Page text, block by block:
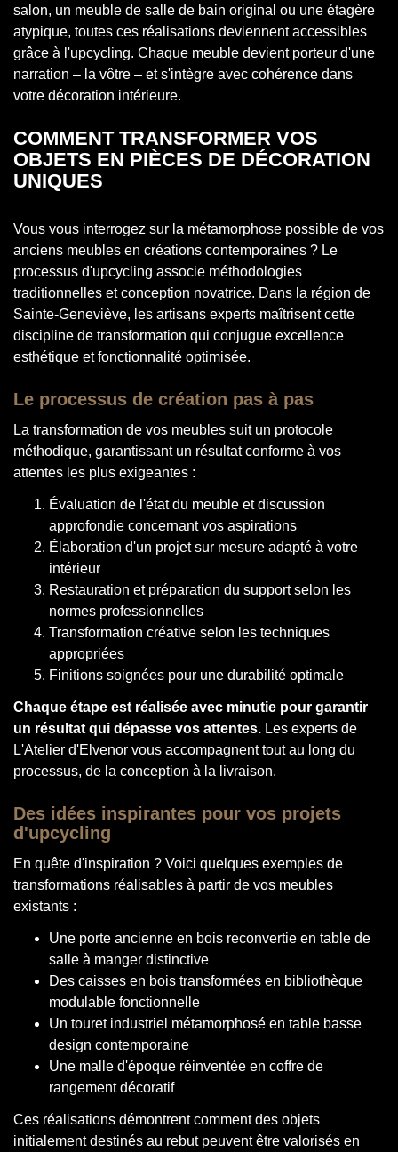
salon, un meuble de salle de bain original ou une étagère
atypique, toutes ces réalisations deviennent accessibles
grâce à l'upcycling. Chaque meuble devient porteur d'une
narration – la vôtre – et s'intègre avec cohérence dans
votre décoration intérieure.
COMMENT TRANSFORMER VOS
OBJETS EN PIÈCES DE DÉCORATION
UNIQUES
Vous vous interrogez sur la métamorphose possible de vos
anciens meubles en créations contemporaines ? Le
processus d'upcycling associe méthodologies
traditionnelles et conception novatrice. Dans la région de
Sainte-Geneviève, les artisans experts maîtrisent cette
discipline de transformation qui conjugue excellence
esthétique et fonctionnalité optimisée.
Le processus de création pas à pas
La transformation de vos meubles suit un protocole
méthodique, garantissant un résultat conforme à vos
attentes les plus exigeantes :
Évaluation de l'état du meuble et discussion
approfondie concernant vos aspirations
Élaboration d'un projet sur mesure adapté à votre
intérieur
Restauration et préparation du support selon les
normes professionnelles
Transformation créative selon les techniques
appropriées
Finitions soignées pour une durabilité optimale
Chaque étape est réalisée avec minutie pour garantir
un résultat qui dépasse vos attentes. Les experts de
L'Atelier d'Elvenor vous accompagnent tout au long du
processus, de la conception à la livraison.
Des idées inspirantes pour vos projets
d'upcycling
En quête d'inspiration ? Voici quelques exemples de
transformations réalisables à partir de vos meubles
existants :
Une porte ancienne en bois reconvertie en table de
salle à manger distinctive
Des caisses en bois transformées en bibliothèque
modulable fonctionnelle
Un touret industriel métamorphosé en table basse
design contemporaine
Une malle d'époque réinventée en coffre de
rangement décoratif
Ces réalisations démontrent comment des objets
initialement destinés au rebut peuvent être valorisés en